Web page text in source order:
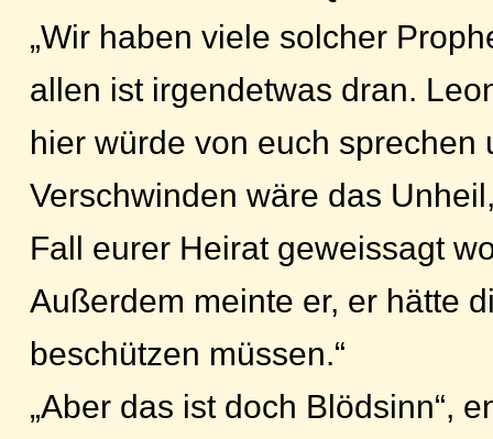
„Wir haben viele solcher
allen ist irgendetwas dran.
hier würde von euch sprechen
Verschwinden wäre das
Fall eurer Heirat geweissagt
Außerdem meinte er, er hätte
beschützen müssen.“
„Aber das ist doch Blödsinn“,